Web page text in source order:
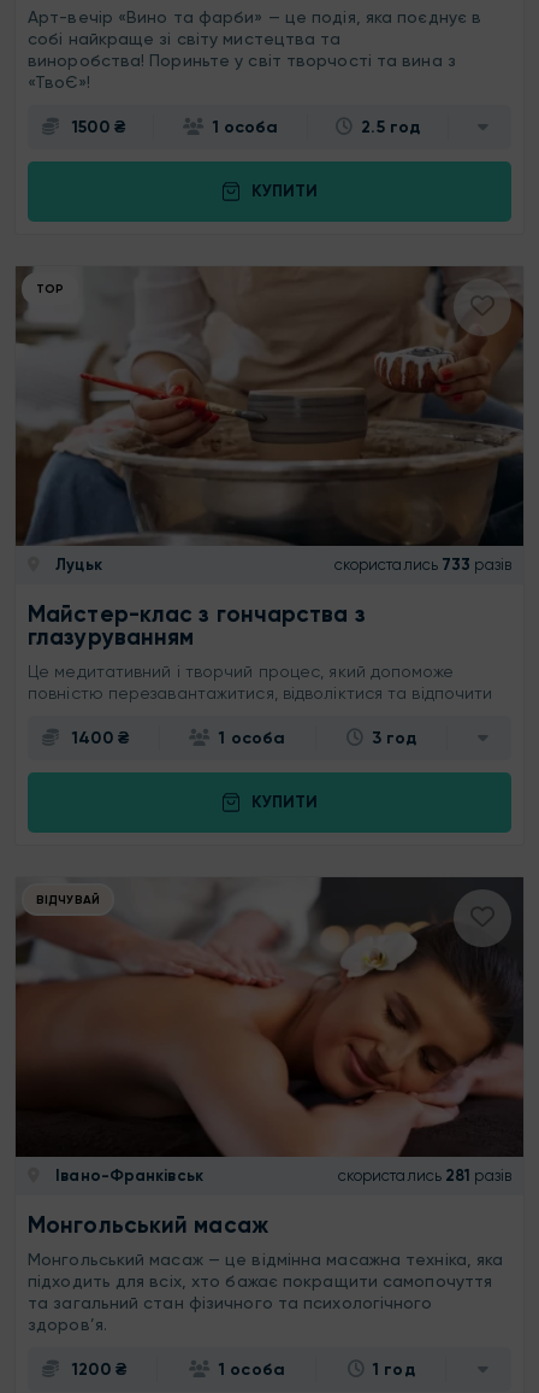
Арт-вечір «Вино та фарби» — це подія, яка поєднує в
собі найкраще зі світу мистецтва та
виноробства! Пориньте у світ творчості та вина з
«ТвоЄ»!
1500 ₴ 1 особа 2.5 год
КУПИТИ
ТОР
Луцьк скористались 733 разів
Майстер-клас з гончарства з
глазуруванням
Це медитативний і творчий процес, який допоможе
повністю перезавантажитися, відволіктися та відпочити
1400 ₴ 1 особа 3 год
КУПИТИ
ВІДЧУВАЙ
Івано-Франківськ скористались 281 разів
Монгольський масаж
Монгольський масаж — це відмінна масажна техніка, яка
підходить для всіх, хто бажає покращити самопочуття
та загальний стан фізичного та психологічного
здоров’я.
1200 ₴ 1 особа 1 год